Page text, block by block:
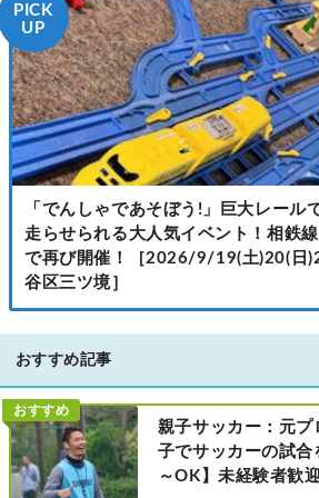
PICK
UP
「でんしゃであそぼう!」巨大レール
走らせられる大人気イベント！相鉄
で再び開催！［2026/9/19(土)20(日
谷区三ツ境］
おすすめ記事
おすすめ
親子サッカー：元プ
子でサッカーの試合
～OK】未経験者歓